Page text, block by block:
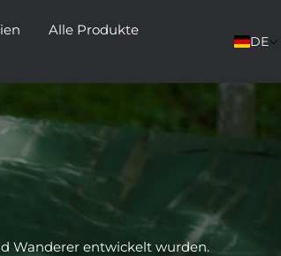
Alle Produkte
DE
Wanderer entwickelt wurden.